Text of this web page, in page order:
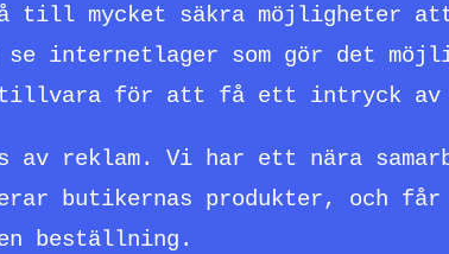
till mycket säkra möjligheter
se internetlager som gör det
för att få ett intryck av
av reklam. Vi har ett nära
butikernas produkter, och
beställning.